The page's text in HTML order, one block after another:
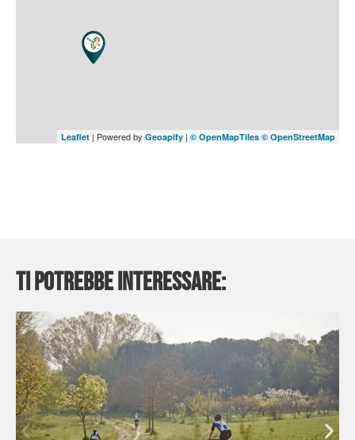
Leaflet | Powered by Geoapify | © OpenMapTiles © OpenStreetMap
Ti potrebbe interessare: